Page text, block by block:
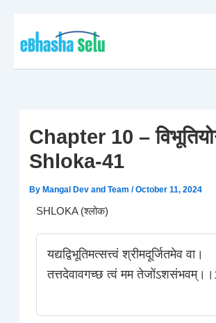
content
Chapter 10 –
Shloka-41
By Mangal Dev and Team/October 11, 2024
SHLOKA (श्लोक)
यद्यद्विभूतिमत्सत्त्वं श्रीमदूर्जितमेव वा।
तत्तदेवावगच्छ त्वं मम